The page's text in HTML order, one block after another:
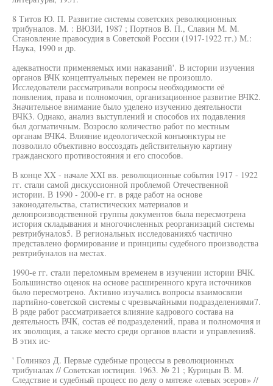
8 Титов Ю. П. Развитие системы советских революционных
трибуналов. М. : ВЮЗИ, 1987 ; Портнов В. П., Славин М. М.
Становление правосудия в Советской России (1917-1922 гг.) М.:
Наука, 1990 и др.
адекватности применяемых ими наказаний'. В истории изучения
органов ВЧК концептуальных перемен не произошло.
Исследователи рассматривали вопросы необходимости её
появления, права и полномочия, организационное развитие ВЧК2.
Значительное внимание было уделено изучению деятельности
ВЧК3. Однако, анализ выступлений и способов их подавления
был догматичным. Возросло количество работ по местным
органам ВЧК4. Влияние идеологической конъюнктуры не
позволило объективно воссоздать действительную картину
гражданского противостояния и его способов.
В конце XX - начале XXI вв. революционные события 1917 - 1922
гг. стали самой дискуссионной проблемой Отечественной
истории. В 1990 - 2000-е гг. в ряде работ на основе
законодательства, статистических материалов и
делопроизводственной группы документов была пересмотрена
история складывания и многочисленных реорганизаций системы
ревтрибуналов5. В региональных исследованиях6 частично
представлено формирование и принципы судебного производства
ревтрибуналов на местах.
1990-е гг. стали переломным временем в изучении истории ВЧК.
Большинство оценок на основе расширенного круга источников
было пересмотрено. Активно изучались вопросы взаимосвязи
партийно-советской системы с чрезвычайными подразделениями7.
В ряде работ рассматривается влияние кадрового состава на
деятельность ВЧК, состав её подразделений, права и полномочия и
их эволюция, а также место среди органов власти и управления8.
В этих ис-
' Голинкоз Д. Первые судебные процессы в революционных
трибуналах // Советская юстиция. 1963. № 21 ; Курицын В. М.
Следствие и судебный процесс по делу о мятеже «левых эсеров» //